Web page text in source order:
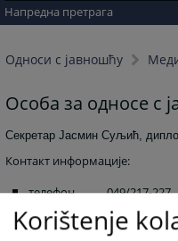
Напредна претрага
Односи с јавношћу
Особа за односе с
Секретар Јасмин Суљић,
Контакт информације:
телефон 049/217-227
факс 049/219-088
мобител061/146-980
Korištenje